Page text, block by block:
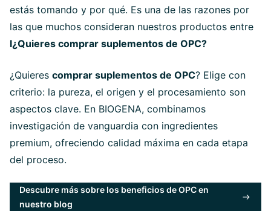
estás tomando y por qué. Es una de las razones por
las que muchos consideran nuestros productos entre
l¿Quieres comprar suplementos de OPC?
¿Quieres comprar suplementos de OPC? Elige con
criterio: la pureza, el origen y el procesamiento son
aspectos clave. En BIOGENA, combinamos
investigación de vanguardia con ingredientes
premium, ofreciendo calidad máxima en cada etapa
del proceso.
Descubre más sobre los beneficios de OPC en
nuestro blog